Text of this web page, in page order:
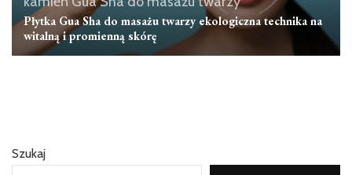
Płytka Gua Sha do masażu twarzy ekologiczna technika na
witalną i promienną skórę
Szukaj